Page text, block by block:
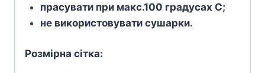
прасувати при макс.100 градусах С;
не використовувати сушарки.
Розмірна сітка: